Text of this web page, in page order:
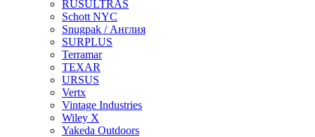
RUSULTRAS
Schott NYC
Snugpak / Англия
SURPLUS
Terramar
TEXAR
URSUS
Vertx
Vintage Industries
Wiley X
Yakeda Outdoors